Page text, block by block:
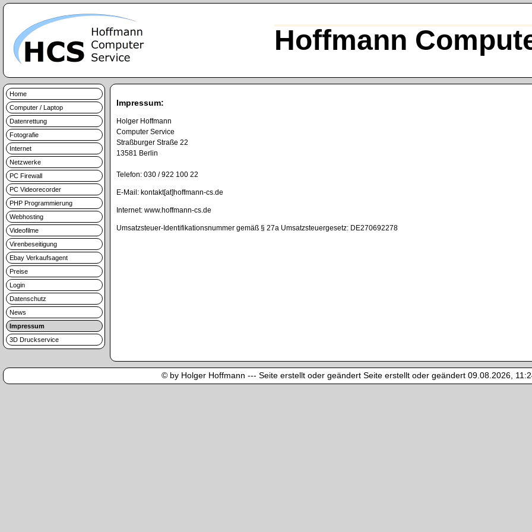
Hoffmann
Home
Computer / Laptop
Datenrettung
Fotografie
Internet
Netzwerke
PC Firewall
PC Videorecorder
PHP Programmierung
Webhosting
Videofilme
Virenbeseitigung
Ebay Verkaufsagent
Preise
Login
Datenschutz
News
Impressum
3D Druckservice
Impressum:
Holger Hoffmann
Computer Service
Straßburger Straße 22
13581 Berlin
Telefon: 030 / 922 100 22
E-Mail: kontakt[at]hoffmann-cs.de
Internet: www.hoffmann-cs.de
Umsatzsteuer-Identifikationsnummer gemäß § 27a Umsatzsteuergesetz: DE270692278
© by Holger Hoffmann --- Seite erstellt oder geändert Seite erstellt oder geändert 09.08.2026,